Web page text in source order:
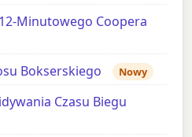
Minutowego Coopera
Bokserskiego Nowy
Czasu Biegu